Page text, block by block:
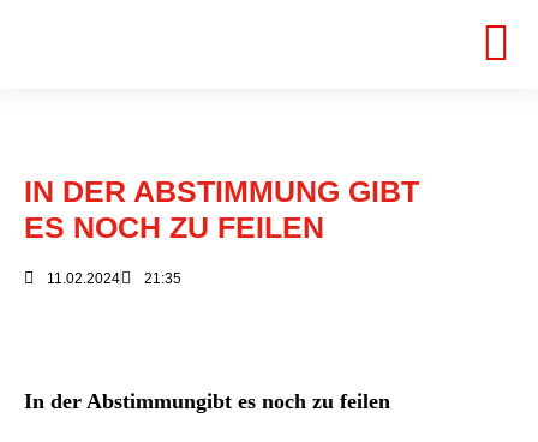
IN DER ABSTIMMUNG GIBT
ES NOCH ZU FEILEN
11.02.2024 21:35
In der Abstimmungibt es noch zu feilen